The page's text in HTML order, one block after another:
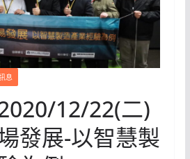
息
2020/12/22(二)
發展-以智慧製